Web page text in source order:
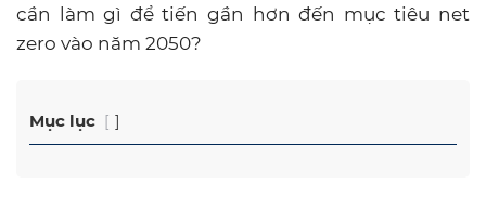
cần làm gì để tiến gần hơn đến mục tiêu net
zero vào năm 2050?
Mục lục